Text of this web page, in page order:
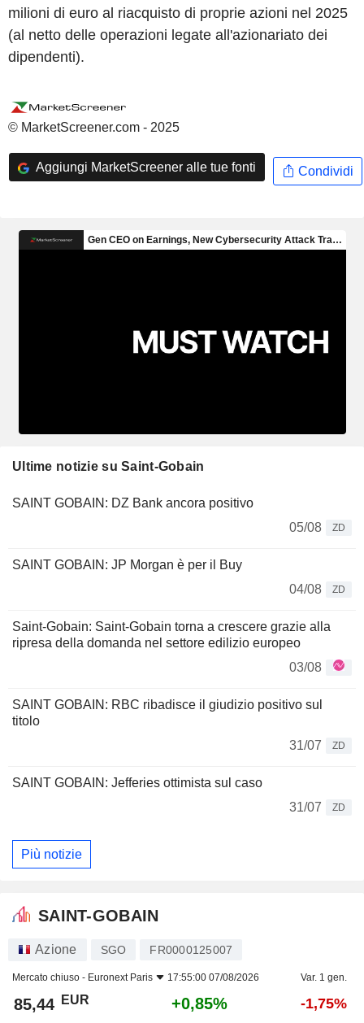
milioni di euro al riacquisto di proprie azioni nel 2025
(al netto delle operazioni legate all'azionariato dei
dipendenti).
© MarketScreener.com - 2025
Aggiungi MarketScreener alle tue fonti Condividi
Ultime notizie su Saint-Gobain
SAINT GOBAIN: DZ Bank ancora positivo
05/08
ZD
SAINT GOBAIN: JP Morgan è per il Buy
04/08
ZD
Saint-Gobain: Saint-Gobain torna a crescere grazie alla
ripresa della domanda nel settore edilizio europeo
03/08
SAINT GOBAIN: RBC ribadisce il giudizio positivo sul
titolo
31/07
ZD
SAINT GOBAIN: Jefferies ottimista sul caso
31/07
ZD
Più notizie
SAINT-GOBAIN
Azione SGO FR0000125007
Mercato chiuso - Euronext Paris 17:55:00 07/08/2026 Var. 1 gen.
85,44 EUR +0,85% -1,75%